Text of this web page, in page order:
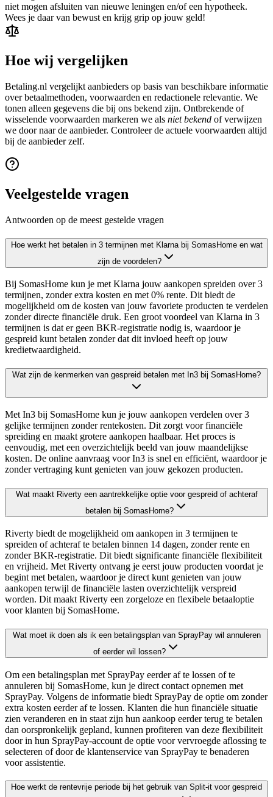
niet mogen afsluiten van nieuwe leningen en/of een hypotheek.
Wees je daar van bewust en krijg grip op jouw geld!
Hoe wij vergelijken
Betaling.nl vergelijkt aanbieders op basis van beschikbare informatie
over betaalmethoden, voorwaarden en redactionele relevantie. We
tonen alleen gegevens die bij ons bekend zijn. Ontbrekende of
wisselende voorwaarden markeren we als niet bekend of verwijzen
we door naar de aanbieder. Controleer de actuele voorwaarden altijd
bij de aanbieder zelf.
Veelgestelde vragen
Antwoorden op de meest gestelde vragen
Hoe werkt het betalen in 3 termijnen met Klarna bij SomasHome en wat
zijn de voordelen?
Bij SomasHome kun je met Klarna jouw aankopen spreiden over 3
termijnen, zonder extra kosten en met 0% rente. Dit biedt de
mogelijkheid om de kosten van jouw favoriete producten te verdelen
zonder directe financiële druk. Een groot voordeel van Klarna in 3
termijnen is dat er geen BKR-registratie nodig is, waardoor je
gespreid kunt betalen zonder dat dit invloed heeft op jouw
kredietwaardigheid.
Wat zijn de kenmerken van gespreid betalen met In3 bij SomasHome?
Met In3 bij SomasHome kun je jouw aankopen verdelen over 3
gelijke termijnen zonder rentekosten. Dit zorgt voor financiële
spreiding en maakt grotere aankopen haalbaar. Het proces is
eenvoudig, met een overzichtelijk beeld van jouw maandelijkse
kosten. De online aanvraag voor In3 is snel en efficiënt, waardoor je
zonder vertraging kunt genieten van jouw gekozen producten.
Wat maakt Riverty een aantrekkelijke optie voor gespreid of achteraf
betalen bij SomasHome?
Riverty biedt de mogelijkheid om aankopen in 3 termijnen te
spreiden of achteraf te betalen binnen 14 dagen, zonder rente en
zonder BKR-registratie. Dit biedt significante financiële flexibiliteit
en vrijheid. Met Riverty ontvang je eerst jouw producten voordat je
begint met betalen, waardoor je direct kunt genieten van jouw
aankopen terwijl de financiële lasten overzichtelijk verspreid
worden. Dit maakt Riverty een zorgeloze en flexibele betaaloptie
voor klanten bij SomasHome.
Wat moet ik doen als ik een betalingsplan van SprayPay wil annuleren
of eerder wil lossen?
Om een betalingsplan met SprayPay eerder af te lossen of te
annuleren bij SomasHome, kun je direct contact opnemen met
SprayPay. Volgens de informatie biedt SprayPay de optie om zonder
extra kosten eerder af te lossen. Klanten die hun financiële situatie
zien veranderen en in staat zijn hun aankoop eerder terug te betalen
dan oorspronkelijk gepland, kunnen profiteren van deze flexibiliteit
door in hun SprayPay-account de optie voor vervroegde aflossing te
selecteren of door de klantenservice van SprayPay te benaderen
voor assistentie.
Hoe werkt de rentevrije periode bij het gebruik van Split-it voor gespreid